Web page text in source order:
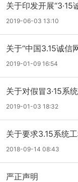
关于印发开展“3·15
准入征集工作通知的
2019-06-03 13:10
关于“中国3.15诚信
2019-01-09 16:54
关于对假冒3·15系
严正声明
2019-01-03 18:32
关于要求3.15系统
知
2018-09-14 08:43
严正声明